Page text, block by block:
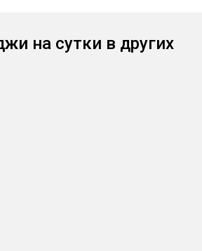
на сутки в других